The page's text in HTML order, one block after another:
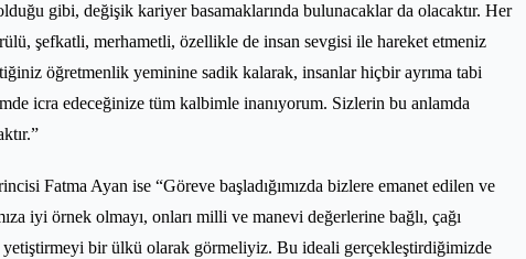
gibi, değişik kariyer basamaklarında bulunacaklar da olacaktır. Her
şefkatli, merhametli, özellikle de insan sevgisi ile hareket etmeniz
öğretmenlik yeminine sadik kalarak, insanlar hiçbir ayrıma tabi
icra edeceğinize tüm kalbimle inanıyorum. Sizlerin bu anlamda
Fatma Ayan ise “Göreve başladığımızda bizlere emanet edilen ve
iyi örnek olmayı, onları milli ve manevi değerlerine bağlı, çağı
yetiştirmeyi bir ülkü olarak görmeliyiz. Bu ideali gerçekleştirdiğimizde